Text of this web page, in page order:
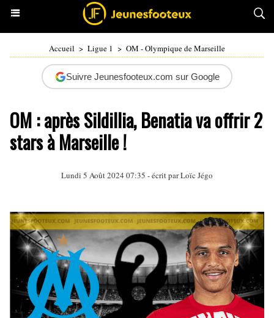
Accueil > Ligue 1 > OM - Olympique de Marseille
Suivre Jeunesfooteux.com sur Google
OM : après Sildillia, Benatia va offrir 2
stars à Marseille !
Lundi 5 Août 2024 07:35 - écrit parLoïc Jégo